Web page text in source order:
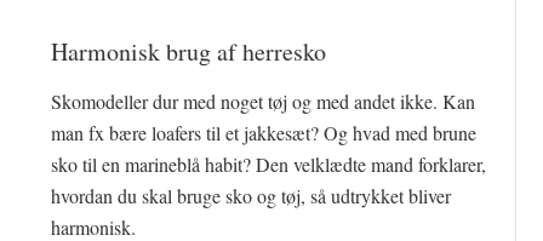
Harmonisk brug af herresko
Skomodeller dur med noget tøj og med andet ikke. Kan
man fx bære loafers til et jakkesæt? Og hvad med brune
sko til en marineblå habit? Den velklædte mand forklarer,
hvordan du skal bruge sko og tøj, så udtrykket bliver
harmonisk.